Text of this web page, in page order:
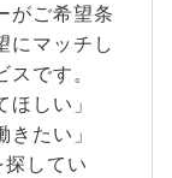
がご希望条
にマッチし
です。
しい」
たい」
探してい